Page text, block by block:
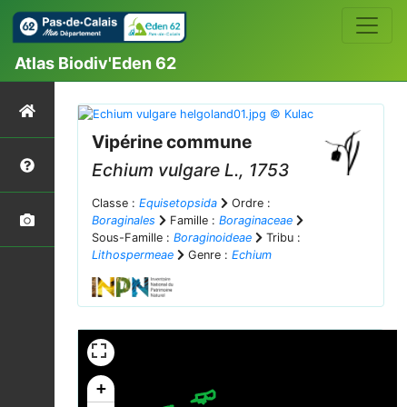
Atlas Biodiv'Eden 62
Vipérine commune
Echium vulgare L., 1753
Classe : Equisetopsida
Ordre :
Boraginales
Famille : Boraginaceae
Sous-Famille : Boraginoideae
Tribu :
Lithospermeae
Genre : Echium
+